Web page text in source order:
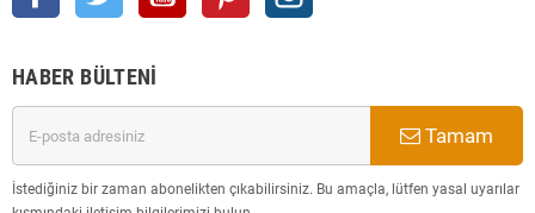
HABER BÜLTENI
Tamam
İstediğiniz bir zaman abonelikten çıkabilirsiniz. Bu amaçla, lütfen yasal uyarılar